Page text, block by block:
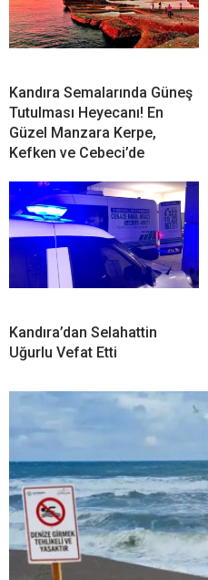
Kandıra Semalarında Güneş
Tutulması Heyecanı! En
Güzel Manzara Kerpe,
Kefken ve Cebeci’de
Kandıra’dan Selahattin
Uğurlu Vefat Etti